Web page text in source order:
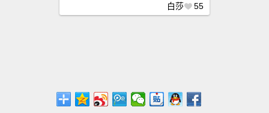
白莎
55